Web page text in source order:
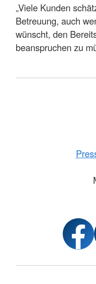
„Viele Kunden
Betreuung, auch
wünscht, den
beanspruchen zu